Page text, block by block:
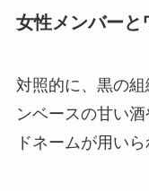
女性メンバーと
対照的に、黒の
ンベースの甘い
ドネームが用いら